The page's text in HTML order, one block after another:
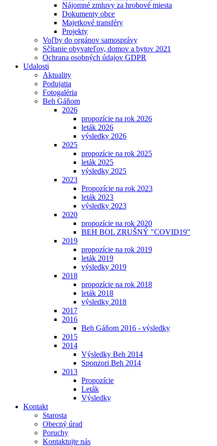
Nájomné zmluvy za hrobové miesta
Dokumenty obce
Majetkové transféry
Projekty
Voľby do orgánov samosprávy
Sčítanie obyvateľov, domov a bytov 2021
Ochrana osobných údajov GDPR
Udalosti
Aktuality
Podujatia
Fotogaléria
Beh Gáňom
2026
propozície na rok 2026
leták 2026
výsledky 2026
2025
propozície na rok 2025
leták 2025
výsledky 2025
2023
Propozície na rok 2023
leták 2023
výsledky 2023
2020
propozície na rok 2020
BEH BOL ZRUŠNÝ "COVID19"
2019
propozície na rok 2019
leták 2019
výsledky 2019
2018
propozície na rok 2018
leták 2018
výsledky 2018
2017
2016
Beh Gáňom 2016 - výsledky
2015
2014
Výsledky Beh 2014
Sponzori Beh 2014
2013
Propozície
Leták
Výsledky
Kontakt
Starosta
Obecný úrad
Poruchy
Kontaktujte nás